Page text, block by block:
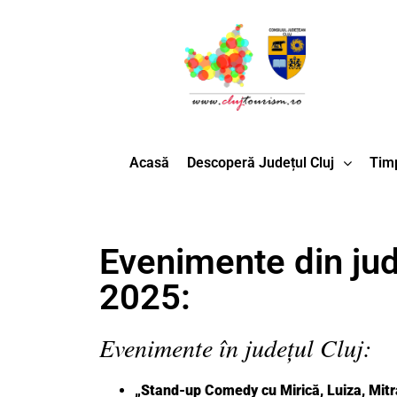
Acasă Descoperă Județul Cluj
Evenimente din
2025:
Evenimente în județul Cluj:
„Stand-up Comedy cu Mirică, Luiza,